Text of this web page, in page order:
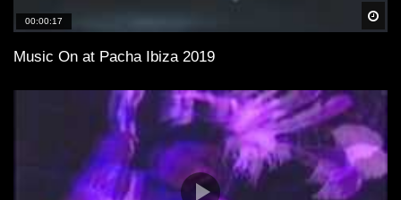
00:00:17
Music On at Pacha Ibiza 2019